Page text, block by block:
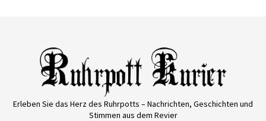
Erleben Sie das Herz des Ruhrpotts – Nachrichten, Geschichten und
Stimmen aus dem Revier